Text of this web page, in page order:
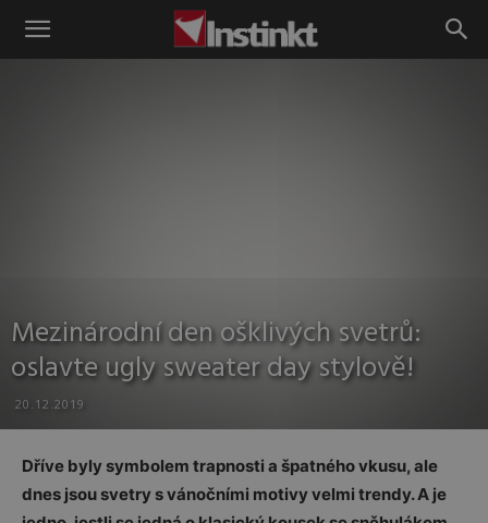
Instinkt
Mezinárodní den ošklivých svetrů:
oslavte ugly sweater day stylově!
20.12.2019
Dříve byly symbolem trapnosti a špatného vkusu, ale
dnes jsou svetry s vánočními motivy velmi trendy. A je